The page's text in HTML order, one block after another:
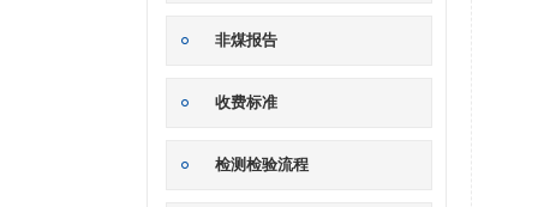
非煤报告
收费标准
检测检验流程